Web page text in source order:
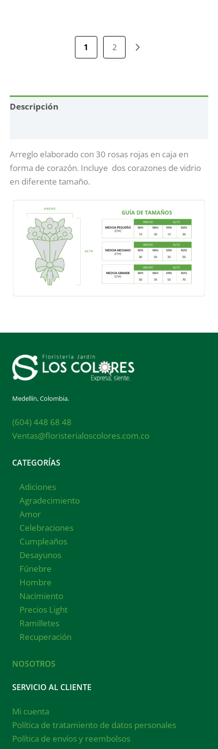
1 2
Descripción
Arreglo elaborado con 30 rosas rojas en caja en
forma de corazón. Incluye dos corazones de vidrio
en diferente tamaño.
Medellín, Colombia.
(604) 448 68 48
Ventas@floristerialoscolores.com.co
CATEGORÍAS
Adiciones
Agradecimiento
Amor
Celebraciones
Cumpleaños
Desayunos
Fúnebre
Hombre
Nacimiento
Precios Light
Ramilletes
Recuperación
NOSOTROS
SERVICIO AL CLIENTE
Mi cuenta
Política de tratamiento de datos personales
Política de envíos y reembolsos